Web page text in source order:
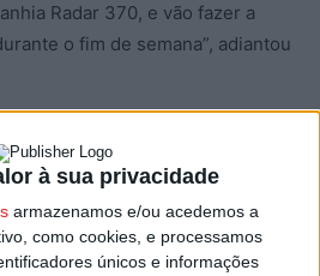
à sua privacidade
armazenamos e/ou acedemos a
como cookies, e processamos
únicos e informações
Radar 370, e vão fazer a
o fim de semana”, adiantou
deste ano do Aldeia Cultural
acontecer “tanto na galeria da